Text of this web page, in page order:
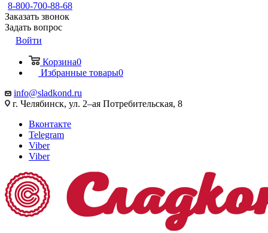
8-800-700-88-68
Заказать звонок
Задать вопрос
Войти
Корзина0
Избранные товары0
info@sladkond.ru
г. Челябинск, ул. 2–ая Потребительская, 8
Вконтакте
Telegram
Viber
Viber